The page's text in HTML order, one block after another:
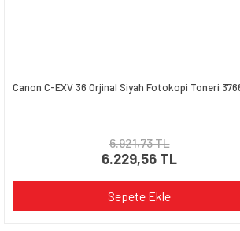
Canon C-EXV 36 Orjinal Siyah Fotokopi Toneri
6.921,73 TL
6.229,56 TL
Sepete Ekle